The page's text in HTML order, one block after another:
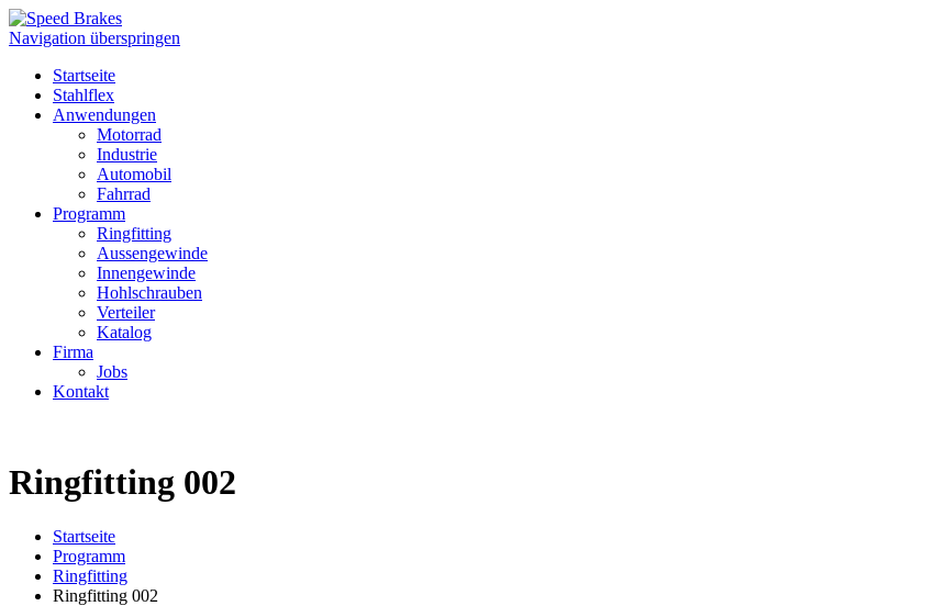
Navigation überspringen
Startseite
Stahlflex
Anwendungen
Motorrad
Industrie
Automobil
Fahrrad
Programm
Ringfitting
Aussengewinde
Innengewinde
Hohlschrauben
Verteiler
Katalog
Firma
Jobs
Kontakt
Ringfitting 002
Startseite
Programm
Ringfitting
Ringfitting 002